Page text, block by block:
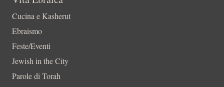
Cucina e Kasherut
Ebraismo
Feste/Eventi
Jewish in the City
Parole di Torah